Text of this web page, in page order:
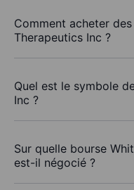
Comment acheter
Therapeutics Inc ?
Quel est le symbole
Inc ?
Sur quelle bourse
est-il négocié ?